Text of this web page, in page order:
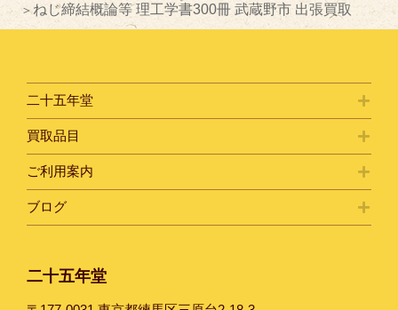
ねじ締結概論等 理工学書300冊 武蔵野市 出張買取
二十五年堂
買取品目
ご利用案内
ブログ
二十五年堂